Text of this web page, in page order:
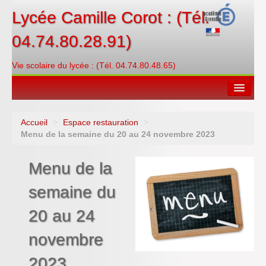
Lycée Camille Corot : (Tél.
04.74.80.28.91)
Vie scolaire du lycée : (Tél. 04.74.80.48.65)
Espace restauration
Accueil > Espace restauration
>
Menu de la semaine du 20 au 24 novembre 2023
Menu de la
semaine du
20 au 24
novembre